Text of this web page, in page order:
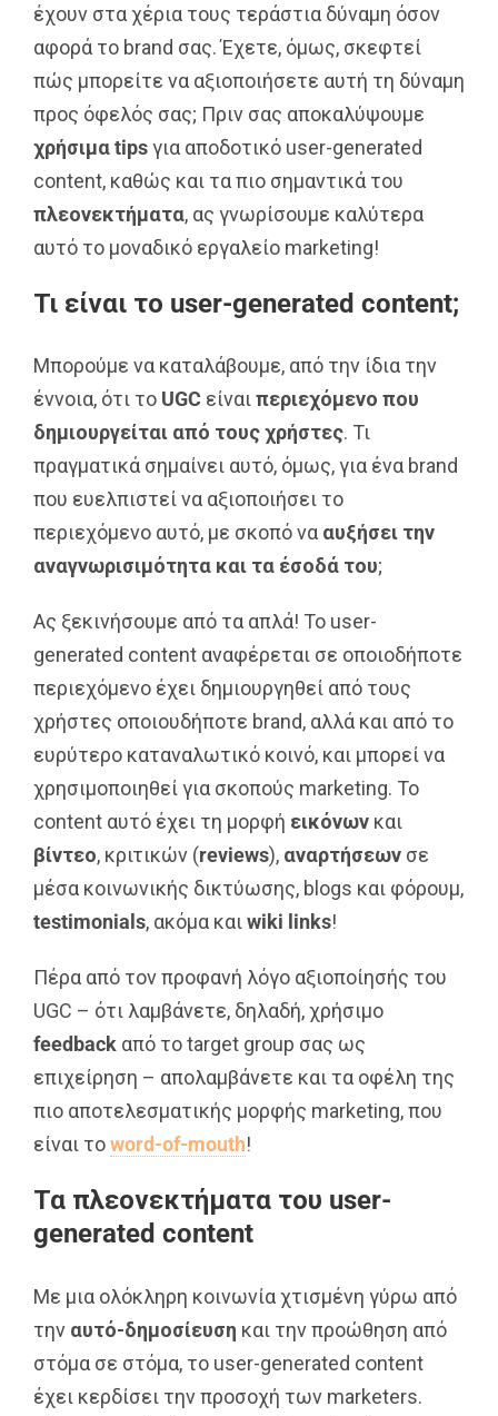
έχουν στα χέρια τους τεράστια δύναμη όσον
αφορά το brand σας. Έχετε, όμως, σκεφτεί
πώς μπορείτε να αξιοποιήσετε αυτή τη δύναμη
προς όφελός σας; Πριν σας αποκαλύψουμε
χρήσιμαtipsγια αποδοτικό user-generated
content, καθώς και τα πιο σημαντικά του
πλεονεκτήματα, ας γνωρίσουμε καλύτερα
αυτό το μοναδικό εργαλείο marketing!
Τι είναι το user-generated content;
Μπορούμε να καταλάβουμε, από την ίδια την
έννοια, ότι το UGC είναιπεριεχόμενο που
δημιουργείται από τους χρήστες. Τι
πραγματικά σημαίνει αυτό, όμως, για ένα brand
που ευελπιστεί να αξιοποιήσει το
περιεχόμενο αυτό, με σκοπό να αυξήσει την
αναγνωρισιμότητα και τα έσοδά του;
Ας ξεκινήσουμε από τα απλά! Το user-
generated content αναφέρεται σε οποιοδήποτε
περιεχόμενο έχει δημιουργηθεί από τους
χρήστες οποιουδήποτε brand, αλλά και από το
ευρύτερο καταναλωτικό κοινό, και μπορεί να
χρησιμοποιηθεί για σκοπούς marketing. Το
content αυτό έχει τη μορφή εικόνων και
βίντεο, κριτικών (reviews), αναρτήσεων σε
μέσα κοινωνικής δικτύωσης, blogs και φόρουμ,
testimonials, ακόμα καιwiki links!
Πέρα από τον προφανή λόγο αξιοποίησής του
UGC – ότι λαμβάνετε, δηλαδή, χρήσιμο
feedback από το target group σας ως
επιχείρηση – απολαμβάνετε και τα οφέλη της
πιο αποτελεσματικής μορφής marketing, που
είναι τοword-of-mouth!
Τα πλεονεκτήματα του user-
generated content
Με μια ολόκληρη κοινωνία χτισμένη γύρω από
την αυτό-δημοσίευση και την προώθηση από
στόμα σε στόμα, το user-generated content
έχει κερδίσει την προσοχή των marketers.